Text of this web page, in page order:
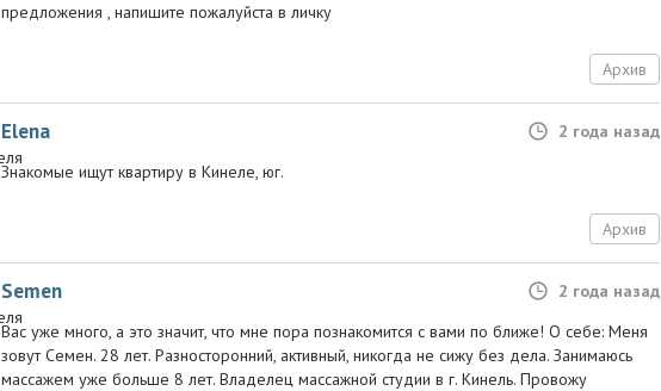
предложения , напишите пожалуйста в личку
Архив
Elena
2 года назад
Знакомые ищут квартиру в Кинеле, юг.
Архив
Semen
2 года назад
Вас уже много, а это значит, что мне пора познакомится с вами по ближе! О себе: Меня
зовут Семен. 28 лет. Разносторонний, активный, никогда не сижу без дела. Занимаюсь
массажем уже больше 8 лет. Владелец массажной студии в г. Кинель. Провожу